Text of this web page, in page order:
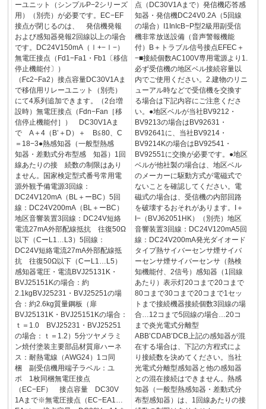
ーユニット（シンプルP−2シリーズ
用）（別売）が必要です。EC−EF
接点が閉じるのは、 発信機発報
および感知器発報2回線以上の場合
です。DC24V150mA（Ⅰ+−Ⅰ−）
無電圧接点（Fd1−Fa1・Fb1〔移信
停止機能付〕）
（Fc2−Fa2）接点容量DC30V1Aま
で移信用リレーユニット（別売）
にて4系列追加できます。（2台増
設時）無電圧接点（Fdn−Fan［移
信停止機能付］） DC30V1Aま
で A＋4（B’＋D）＋ B≦80、C
＝18−3●熱感知器（一般型熱感
知器・差動式分布型感 知器）1回
線あたりの接 続数の制限はあり
ません。国家検定型式番号常用電
源外観予備電源3回線：
DC24V120mA（BL＋ーBC）5回
線：DC24V200mA（BL＋ーBC）
地区音響装置3回線：DC24V短絡
電流27mA外部配線抵抗 往復50Ω
以下（CーL1…L3）5回線：
DC24V短絡電流27mA外部配線抵
抗 往復50Ω以下（CーL1…L5）
感知器電圧・電流BVJ25131K・
BVJ25151Kの場合：約
2.1kgBVJ25231・BVJ25251の場
合：約2.6kg質量鋼板（扉
BVJ25131K・BVJ25151Kの場合：
ｔ＝1.0 BVJ25231・BVJ25251
の場合：ｔ＝1.2）5分ツヤメラミ
ン焼付塗装主要部品材質扉ハーネ
ス：耐熱電線（AWG24）1コ同
梱 副受信機用端子ラベル：ユ
ポ 1枚同梱無電圧接点
（EC−EF） 接点容量 DC30V
1Aまで※無電圧接点（EC−EA1…
点（DC30V1Aまで）発信機応答感
知器・発信機DC24V0.2A（5回線
の場合）I1InIcB−P型2級用副受信
機非常放送設備（音声警報機能
付）B＋トラブル信号接点EFEC＋
−■接続個数AC100V専用電源より1.
必ず受信機の地区ベル接続容量以
内でご使用ください。2.建物のリニ
ューアル時などで受信機を交換す
る場合は下記内容にご注意くださ
い。●地区ベルが当社BV9212・
BV9213の場合はBV92631・
BV92641に、当社BV9214・
BV9214Kの場合はBV92541・
BV92551に交換が必要です。●地区
ベルが他社製の場合は、地区ベル
のメーカーに駆動方式が電磁式で
ないことを確認してください。電
磁式の場合は、受信機の内部回路
を破壊するおそれがあります。I＋
I−（BVJ62051HK）（別売）地区
音響装置3回線：DC24V120mA5回
線：DC24V200mA発光ダイオード
タイプ熱サイバーセンサ煙サイバ
ーセンサ煙サイバーセンサ（熱検
知機能付、2信号）感知器（1回線
あたり）表示灯20コまで20コまで
80コまで30コまで20コまで1セッ
トまで接続機器接続個数3回線の場
合…12コまで5回線の場合…20コ
まで炎光電式分離型
ABB’CDAB’DCB上記の感知器が混
在する場合は、下記の方程式によ
り接続数を決めてください。当社
光電式分離型感知器と他の感知器
との混在接続はできません。熱感
知器（一般型熱感知器・差動式分
布型感知器）は、1回線あたりの接